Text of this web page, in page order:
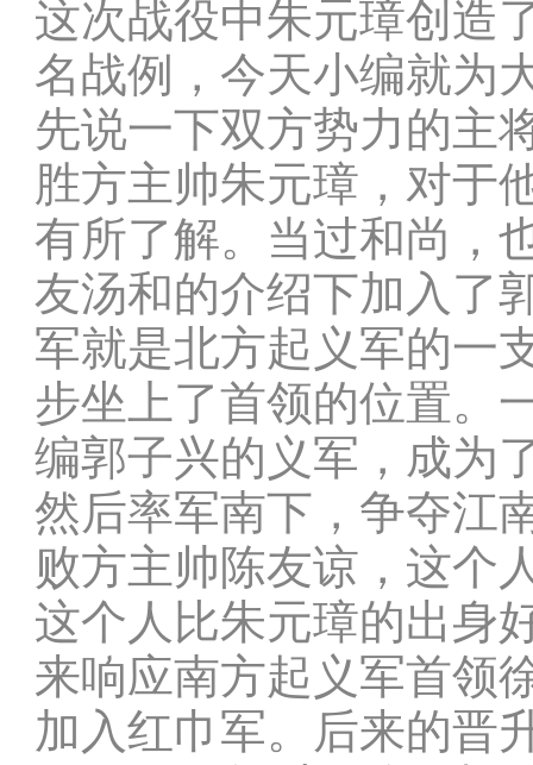
这次战役中朱元璋创造
名战例，今天小编就为
先说一下双方势力的主
胜方主帅朱元璋，对于
有所了解。当过和尚，
友汤和的介绍下加入了
军就是北方起义军的一
步坐上了首领的位置。
编郭子兴的义军，成为
然后率军南下，争夺江
败方主帅陈友谅，这个
这个人比朱元璋的出身
来响应南方起义军首领
加入红巾军。后来的晋